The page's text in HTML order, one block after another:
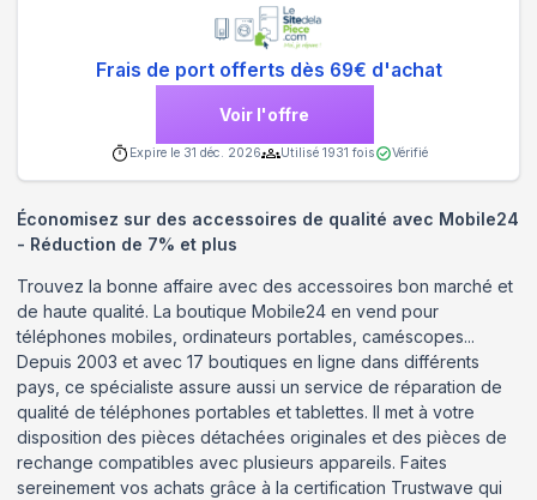
Frais de port offerts dès 69€ d'achat
Voir l'offre
Expire le 31 déc. 2026 Utilisé 1931 fois Vérifié
Économisez sur des accessoires de qualité avec Mobile24
- Réduction de 7% et plus
Trouvez la bonne affaire avec des accessoires bon marché et
de haute qualité. La boutique Mobile24 en vend pour
téléphones mobiles, ordinateurs portables, caméscopes...
Depuis 2003 et avec 17 boutiques en ligne dans différents
pays, ce spécialiste assure aussi un service de réparation de
qualité de téléphones portables et tablettes. Il met à votre
disposition des pièces détachées originales et des pièces de
rechange compatibles avec plusieurs appareils. Faites
sereinement vos achats grâce à la certification Trustwave qui